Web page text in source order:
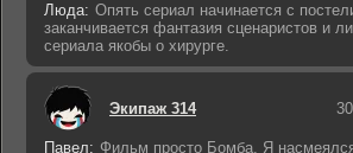
Люда: Опять сериал начинается с
заканчивается фантазия сценаристов и
сериала якобы о хирурге.
Экипаж 314
Павел: Фильм просто Бомба. Я